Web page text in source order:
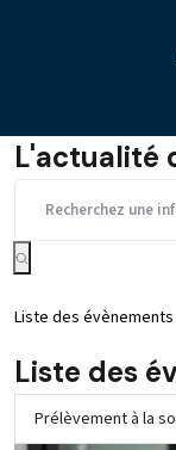
L'actualité
Liste des évènements
Liste des
Prélèvement à la